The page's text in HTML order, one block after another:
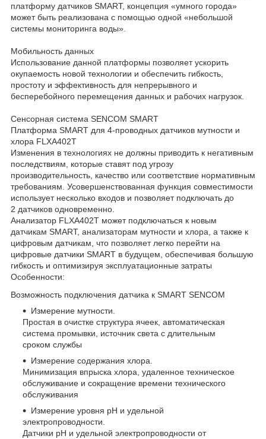
платформу датчиков SMART, концепция «умного города»
может быть реализована с помощью одной «небольшой
системы мониторинга воды».
Мобильность данных
Использование данной платформы позволяет ускорить
окупаемость новой технологии и обеспечить гибкость,
простоту и эффективность для непрерывного и
бесперебойного перемещения данных и рабочих нагрузок.
Сенсорная система SENCOM SMART
Платформа SMART для 4-проводных датчиков мутности и
хлора FLXA402T
Изменения в технологиях не должны приводить к негативным
последствиям, которые ставят под угрозу
производительность, качество или соответствие нормативным
требованиям. Усовершенствованная функция совместимости
использует несколько входов и позволяет подключать до
2 датчиков одновременно.
Анализатор FLXA402T может подключаться к новым
датчикам SMART, анализаторам мутности и хлора, а также к
цифровым датчикам, что позволяет легко перейти на
цифровые датчики SMART в будущем, обеспечивая большую
гибкость и оптимизируя эксплуатационные затраты
Особенности:
Возможность подключения датчика к SMART SENCOM
Измерение мутности.
Простая в очистке структура ячеек, автоматическая
система промывки, источник света с длительным
сроком службы
Измерение содержания хлора.
Минимизация впрыска хлора, удаленное техническое
обслуживание и сокращение времени технического
обслуживания
Измерение уровня pH и удельной
электропроводности.
Датчики pH и удельной электропроводности от